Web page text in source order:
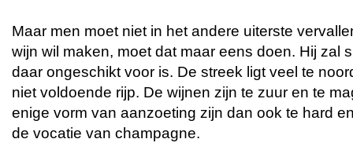
Maar men moet niet in het andere uiterste
wijn wil maken, moet dat maar eens doen. Hij zal
daar ongeschikt voor is. De streek ligt veel te
niet voldoende rijp. De wijnen zijn te zuur en te
enige vorm van aanzoeting zijn dan ook te hard
de vocatie van champagne.